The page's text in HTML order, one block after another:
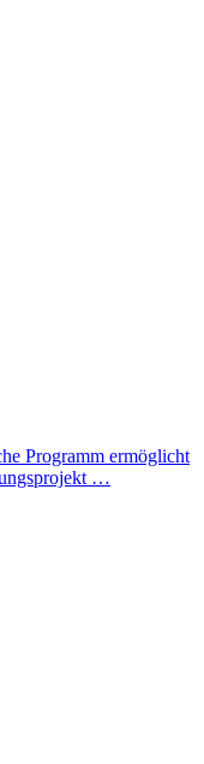
Programm ermöglicht
…